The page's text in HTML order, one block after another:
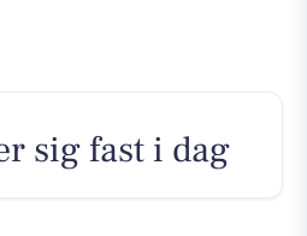
sig fast i dag